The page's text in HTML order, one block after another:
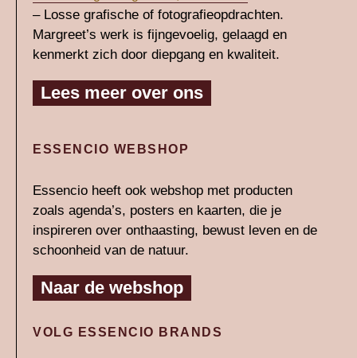
– Losse grafische of fotografieopdrachten.
Margreet’s werk is fijngevoelig, gelaagd en
kenmerkt zich door diepgang en kwaliteit.
Lees meer over ons
ESSENCIO WEBSHOP
Essencio heeft ook webshop met producten
zoals agenda’s, posters en kaarten, die je
inspireren over onthaasting, bewust leven en de
schoonheid van de natuur.
Naar de webshop
VOLG ESSENCIO BRANDS